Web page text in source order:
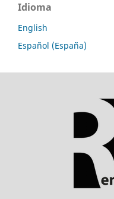
Idioma
English
Español (España)